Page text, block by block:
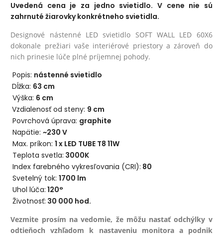
Uvedená cena je za jedno svietidlo. V cene nie sú
zahrnuté žiarovky konkrétneho svietidla.
Designové nástenné LED svietidlo SOFT WALL LED 60X6
dokonale prežiari vaše interiérové priestory a zároveň do
nich prinesie lúče plné príjemnej pohody.
Popis: nástenné svietidlo
Dĺžka: 63 cm
Výška: 6 cm
Vzdialenosť od steny: 9 cm
Povrchová úprava: graphite
Napätie:~230 V
Max. príkon:1 x LED TUBE T8 11W
Teplota svetla: 3000K
Index farebného vykresľovania (CRI): 80
Svetelný tok:1700 lm
Uhol lúča: 120°
Životnosť: 30 000 hod.
Vezmite prosím na vedomie, že môžu nastať odchýlky v
odtieňoch vzhľadom k nastaveniu monitora a podnik